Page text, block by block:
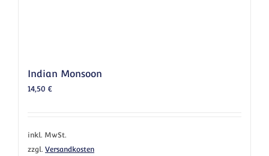
Indian Monsoon
14,50 €
inkl. MwSt.
zzgl. Versandkosten